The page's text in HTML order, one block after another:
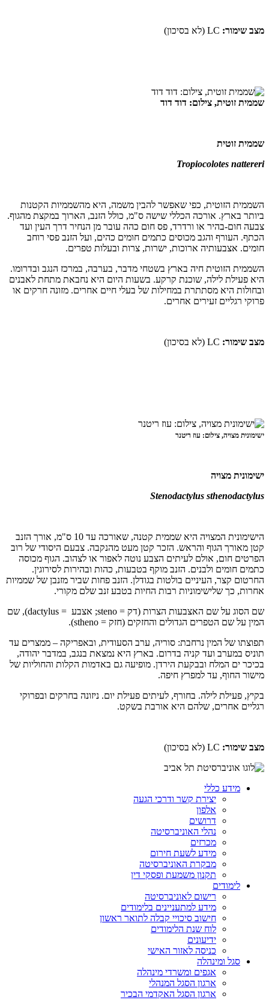
מצב שימור: LC (לא בסיכון)
שממית זוטית, צילום: דוד דוד
שממית זוטית
Tropiocolotes nattereri
השממית הזוטית, כפי שאפשר להבין משמה, היא מהשממיות הקטנות
ביותר בארץ. אורכה הכללי שישה ס"מ, כולל הזנב, הארוך במקצת מהגוף.
צבעה חום-בהיר או ורדרד, פס חום כהה עובר מן הנחיר דרך העין ועד
הכתף. העורף והגב מכוסים כתמים חומים כהים, ועל הזנב פסי רוחב
חומים. אצבעותיה ארוכות, ישרות, צרות ובעלות טפרים.
השממית הזוטית חיה בארץ בשטחי מדבר, בערבה, במרכז הנגב ובדרומו.
היא פעילת לילה, שוכנת קרקע. בשעות היום היא נחבאת מתחת לאבנים
ובחולות היא מסתתרת במחילות של בעלי חיים אחרים. מזונה חרקים או
פרוקי רגליים זעירים אחרים.
מצב שימור: LC (לא בסיכון)
ישימונית מצויה, צילום: עוז ריטנר
ישימונית מצויה
Stenodactylus sthenodactylus
הישימונית המצויה היא שממית קטנה, שאורכה עד 10 ס"מ, אורך הזנב
קטן מאורך הגוף והראש. הזכר קטן מעט מהנקבה. צבעם היסודי של רוב
הפרטים חום, אולם לעיתים הצבע נוטה לאפור או לצהוב. הגוף מכוסה
כתמים חומים ולבנים. הזנב מוקף בטבעות, כהות ובהירות לסירוגין.
החרטום קצר, העיניים בולטות בגודלן. הזנב פחות שביר מזנבן של שממיות
אחרות, כך שלישימוניות רבות החיות בטבע זנב שלם מקורי.
שם הסוג על שם האצבעות הצרות (דק steno =; אצבע dactylus =), שם
המין על שם הטפרים הגדולים והחזקים (חזק stheno =
).
תפוצתו של המין נרחבת: סוריה, ערב הסעודית, ובאפריקה – ממצרים עד
תוניס במערב ועד קניה בדרום. בארץ היא נמצאת בנגב, במדבר יהודה,
בכיכר ים המלח ובבקעת הירדן. מופיעה גם באדמות הקלות והחוליות של
מישור החוף, עד למפרץ חיפה.
בקיץ, פעילת לילה. בחורף, לעיתים פעילת יום. ניזונה בחרקים ובפרוקי
רגליים אחרים, שלהם היא אורבת בשקט.
מצב שימור: LC (לא בסיכון)
מידע כללי
יצירת קשר ודרכי הגעה
אלפון
דרושים
נהלי האוניברסיטה
מכרזים
מידע לשעת חירום
מבקרת האוניברסיטה
תקנון משמעת ופסקי דין
לימודים
רישום לאוניברסיטה
מידע למתעניינים בלימודים
חישוב סיכויי קבלה לתואר ראשון
לוח שנת הלימודים
ידיעונים
כניסה לאזור האישי
סגל ומינהלה
אגפים ומשרדי מינהלה
ארגון הסגל המנהלי
ארגון הסגל האקדמי הבכיר